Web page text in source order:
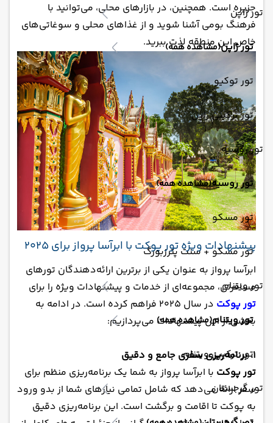
تور ژاپن
تور ژاپن(مشاهده همه)
تور توکیو
تور ترکیبی ژاپن
تور روسیه
تور روسیه(مشاهده همه)
تور مسکو
تور مسکو + سنت پترزبورگ
تور ویتنام
تور ویتنام(مشاهده همه)
تور ترکیبی ویتنام
تور گرجستان
جزیره است. همچنین، در بازارهای محلی، می‌توانید با
فرهنگ بومی آشنا شوید و از غذاهای محلی و سوغاتی‌های
خاص این منطقه لذت ببرید.
پیشنهادات ویژه تور پوکت با ابرآسا پرواز برای 2025
ابرآسا پرواز به عنوان یکی از برترین ارائه‌دهندگان تورهای
مسافرتی، مجموعه‌ای از خدمات و پیشنهادات ویژه را برای
تور پوکت
در سال 2025 فراهم کرده است. در ادامه به
بخشی از این پیشنهادات می‌پردازیم:
1. برنامه‌ریزی سفری جامع و دقیق
تور پوکت با ابرآسا پرواز به شما یک برنامه‌ریزی منظم برای
سفر ارائه می‌دهد که شامل تمامی نیازهای شما از بدو ورود
به پوکت تا اقامت و برگشت است. این برنامه‌ریزی دقیق